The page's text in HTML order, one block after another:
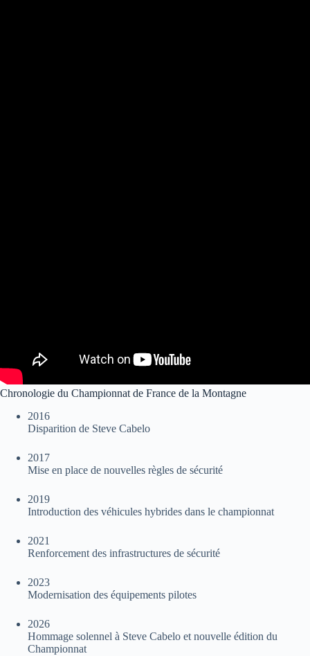
Chronologie du Championnat de France de la Montagne
2016
Disparition de Steve Cabelo
2017
Mise en place de nouvelles règles de sécurité
2019
Introduction des véhicules hybrides dans le championnat
2021
Renforcement des infrastructures de sécurité
2023
Modernisation des équipements pilotes
2026
Hommage solennel à Steve Cabelo et nouvelle édition du
Championnat